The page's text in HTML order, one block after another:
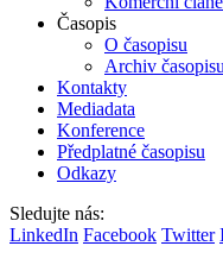
Časopis
O časopisu
Archiv
Kontakty
Mediadata
Konference
Předplatné časopisu
Odkazy
Sledujte nás:
LinkedIn Facebook Twitter